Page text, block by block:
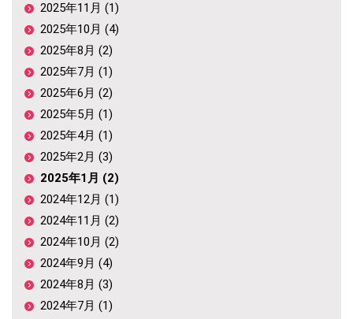
2025年11月 (1)
2025年10月 (4)
2025年8月 (2)
2025年7月 (1)
2025年6月 (2)
2025年5月 (1)
2025年4月 (1)
2025年2月 (3)
2025年1月 (2)
2024年12月 (1)
2024年11月 (2)
2024年10月 (2)
2024年9月 (4)
2024年8月 (3)
2024年7月 (1)